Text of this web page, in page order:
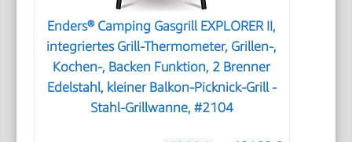
Enders® Camping Gasgrill EXPLORER II,
integriertes Grill-Thermometer, Grillen-,
Kochen-, Backen Funktion, 2 Brenner
Edelstahl, kleiner Balkon-Picknick-Grill -
Stahl-Grillwanne, #2104